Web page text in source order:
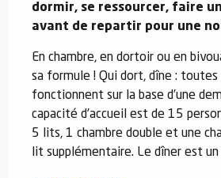
dormir, se ressourcer, faire
avant de repartir pour une
En chambre, en dortoir ou en
sa formule ! Qui dort, dîne :
fonctionnent sur la base d’une
capacité d’accueil est de 15
5 lits, 1 chambre double et une
lit supplémentaire. Le dîner est un